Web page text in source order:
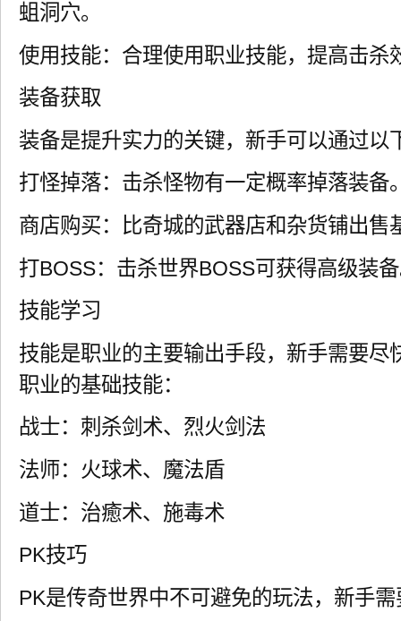
蛆洞穴。
使用技能：合理使用职业技能，提高击杀
装备获取
装备是提升实力的关键，新手可以通过以
打怪掉落：击杀怪物有一定概率掉落装备
商店购买：比奇城的武器店和杂货铺出售
打BOSS：击杀世界BOSS可获得高级装
技能学习
技能是职业的主要输出手段，新手需要尽
职业的基础技能：
战士：刺杀剑术、烈火剑法
法师：火球术、魔法盾
道士：治癒术、施毒术
PK技巧
PK是传奇世界中不可避免的玩法，新手